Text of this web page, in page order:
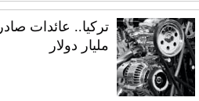
مليار دولار